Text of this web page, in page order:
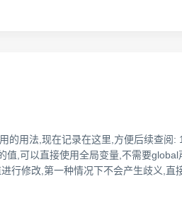
的用法,现在记录在这里,方便后续查
值,可以直接使用全局变量,不需要
行修改,第一种情况下不会产生歧义,直